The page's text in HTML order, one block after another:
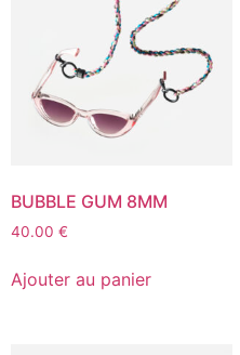
BUBBLE GUM 8MM
40.00 €
Ajouter au panier